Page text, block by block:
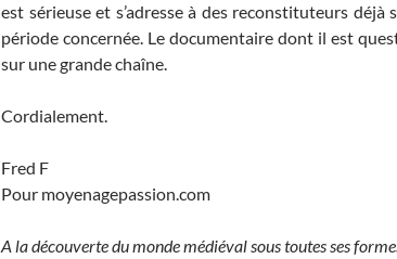
est sérieuse et s’adresse à des reconstituteurs déjà
période concernée. Le documentaire dont il est
sur une grande chaîne.
Cordialement.
Fred F
Pour moyenagepassion.com
A la découverte du monde médiéval sous toutes ses